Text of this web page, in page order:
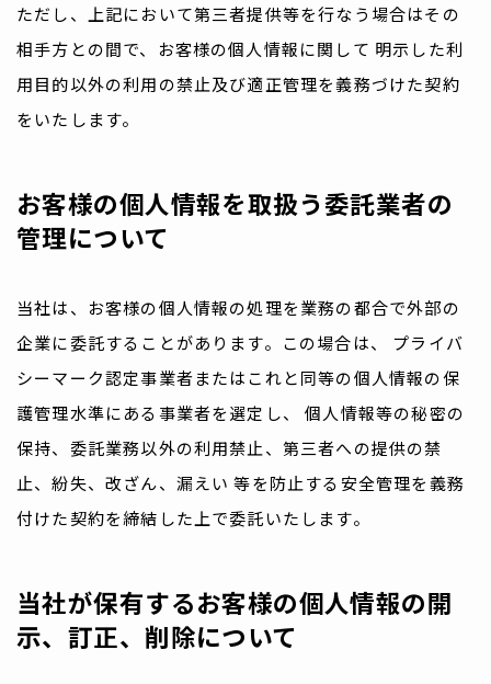
ただし、上記において第三者提供等を行なう場合はその
相手方との間で、お客様の個人情報に関して 明示した利
用目的以外の利用の禁止及び適正管理を義務づけた契約
をいたします。
お客様の個人情報を取扱う委託業者の
管理について
当社は、お客様の個人情報の処理を業務の都合で外部の
企業に委託することがあります。この場合は、 プライバ
シーマーク認定事業者またはこれと同等の個人情報の保
護管理水準にある事業者を選定し、 個人情報等の秘密の
保持、委託業務以外の利用禁止、第三者への提供の禁
止、紛失、改ざん、漏えい 等を防止する安全管理を義務
付けた契約を締結した上で委託いたします。
当社が保有するお客様の個人情報の開
示、訂正、削除について